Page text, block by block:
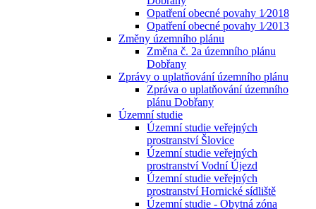
Opatření obecné povahy 1⁄2018
Opatření obecné povahy 1⁄2013
Změny územního plánu
Změna č. 2a územního plánu
Dobřany
Zprávy o uplatňování územního plánu
Zpráva o uplatňování územního
plánu Dobřany
Územní studie
Územní studie veřejných
prostranství Šlovice
Územní studie veřejných
prostranství Vodní Újezd
Územní studie veřejných
prostranství Hornické sídliště
Územní studie - Obytná zóna